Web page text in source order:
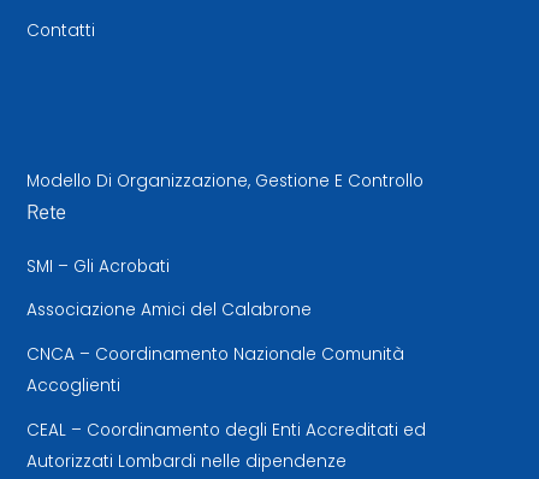
Contatti
Modello Di Organizzazione, Gestione E Controllo
Rete
SMI – Gli Acrobati
Associazione Amici del Calabrone
CNCA – Coordinamento Nazionale Comunità
Accoglienti
CEAL – Coordinamento degli Enti Accreditati ed
Autorizzati Lombardi nelle dipendenze